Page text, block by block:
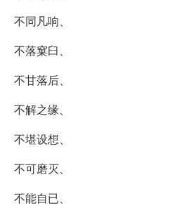
不同凡响、
不落窠臼、
不甘落后、
不解之缘、
不堪设想、
不可磨灭、
不能自已、